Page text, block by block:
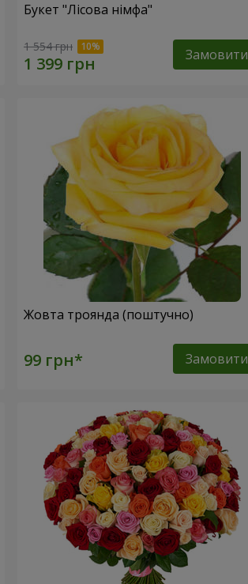
Букет "Лісова німфа"
1 554 грн Замовити
Жовта троянда (поштучно)
Замовити